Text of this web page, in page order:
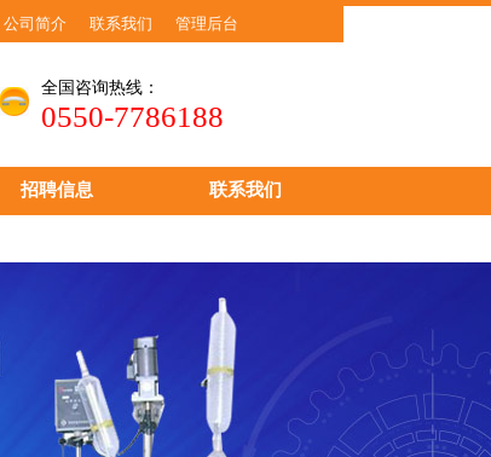
公司简介 联系我们 管理后台
全国咨询热线：
0550-7786188
招聘信息 联系我们